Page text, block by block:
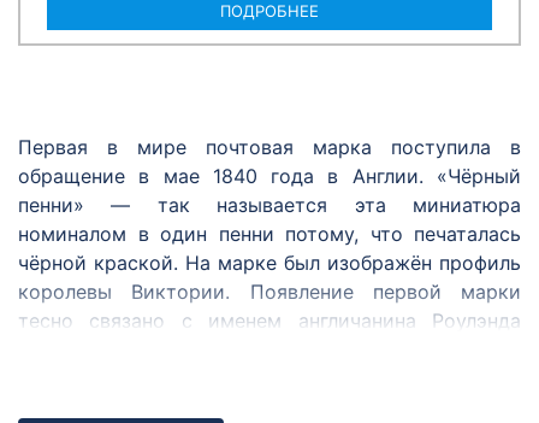
ПОДРОБНЕЕ
Первая в мире почтовая марка поступила в
обращение в мае 1840 года в Англии. «Чёрный
пенни» — так называется эта миниатюра
номиналом в один пенни потому, что печаталась
чёрной краской. На марке был изображён профиль
королевы Виктории. Появление первой марки
тесно связано с именем англичанина Роулэнда